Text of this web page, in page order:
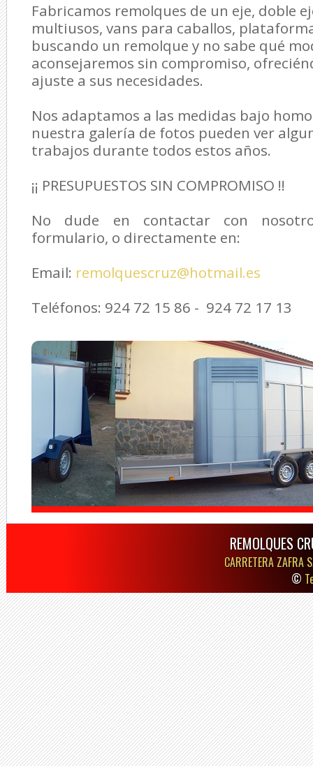
Fabricamos remolques de un eje, doble
multiusos, vans para caballos,
buscando un remolque y no sabe qué
aconsejaremos sin compromiso,
ajuste a sus necesidades.
Nos adaptamos a las medidas bajo
nuestra galería de fotos pueden ver
trabajos durante todos estos años.
¡¡ PRESUPUESTOS SIN COMPROMISO !!
No dude en contactar con
formulario, o directamente en:
Email: remolquescruz@hotmail.es
Teléfonos: 924 72 15 86 - 924 72 17 13
REMOLQUES
CARRETERA
©